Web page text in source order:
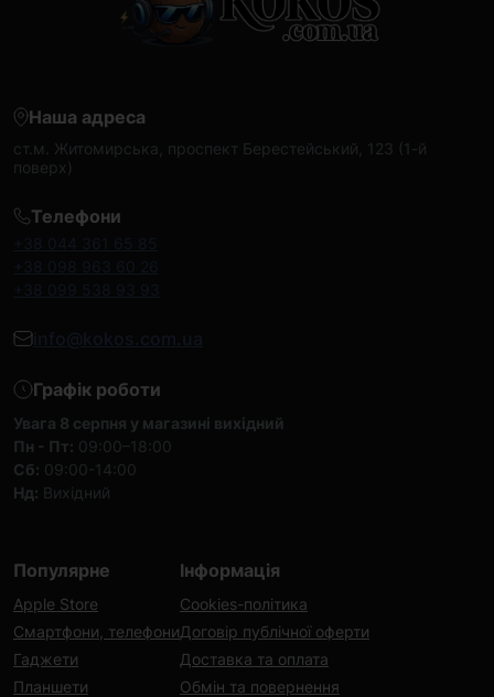
Наша адреса
ст.м. Житомирська, проспект Берестейський, 123 (1-й
поверх)
Телефони
+38 044 361 65 85
+38 098 963 60 26
+38 099 538 93 93
info@kokos.com.ua
Графік роботи
Увага 8 серпня у магазині вихідний
Пн - Пт: 09:00–18:00
Сб: 09:00-14:00
Нд: Вихідний
Популярне
Apple Store
Смартфони, телефони
Гаджети
Планшети
Інформація
Cookies-політика
Договір публічної оферти
Доставка та оплата
Обмін та повернення